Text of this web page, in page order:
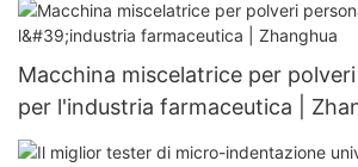
Macchina miscelatrice per
per l'industria farmaceutica |